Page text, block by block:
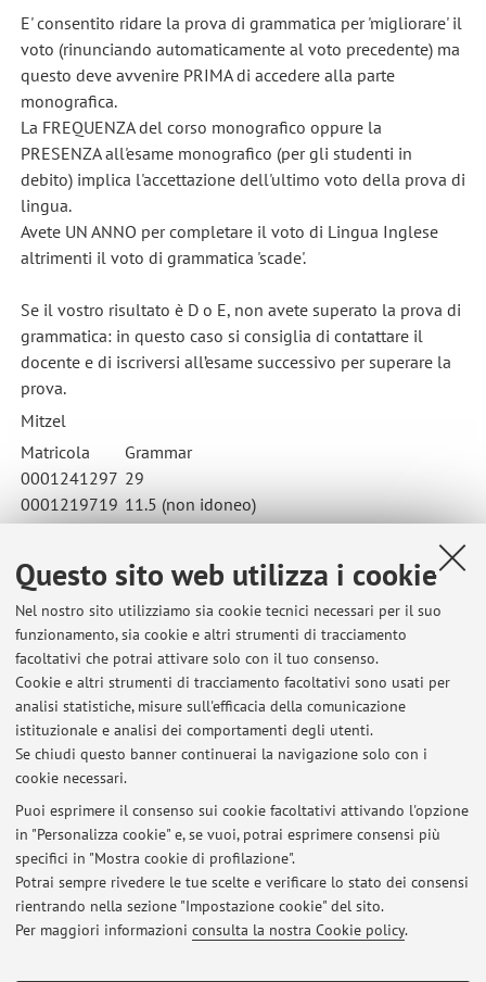
Questo sito web utilizza i cookie
Nel nostro sito utilizziamo sia cookie tecnici necessari per il suo
funzionamento, sia cookie e altri strumenti di tracciamento
facoltativi che potrai attivare solo con il tuo consenso.
Cookie e altri strumenti di tracciamento facoltativi sono usati per
analisi statistiche, misure sull'efficacia della comunicazione
istituzionale e analisi dei comportamenti degli utenti.
Se chiudi questo banner continuerai la navigazione solo con i
cookie necessari.
Puoi esprimere il consenso sui cookie facoltativi attivando l'opzione
in "Personalizza cookie" e, se vuoi, potrai esprimere consensi più
specifici in "Mostra cookie di profilazione".
Potrai sempre rivedere le tue scelte e verificare lo stato dei consensi
rientrando nella sezione "Impostazione cookie" del sito.
Per maggiori informazioni consulta la nostra Cookie policy.
E' consentito ridare la prova di grammatica per 'migliorare' il
voto (rinunciando automaticamente al voto precedente) ma
questo deve avvenire PRIMA di accedere alla parte
monografica.
La FREQUENZA del corso monografico oppure la
PRESENZA all'esame monografico (per gli studenti in
debito) implica l'accettazione dell'ultimo voto della prova di
lingua.
Avete UN ANNO per completare il voto di Lingua Inglese
altrimenti il voto di grammatica 'scade'.
Se il vostro risultato è D o E, non avete superato la prova di
grammatica: in questo caso si consiglia di contattare il
docente e di iscriversi all’esame successivo per superare la
prova.
Mitzel
Matricola
Grammar
0001241297 29
0001219719 11.5 (non idoneo)
Ultimi avvisi
Risultati del corso di LINGUA E CULTURA DEI PAESI DI LINGUA
INGLESE (PRIMA LINGUA) II (B2507)
Pubblicato il: 24 luglio 2026
Risultati della prova di grammatica del 1 Luglio
Pubblicato il: 03 luglio 2026
Risultati della prova di Lingua Inglese monografico (comprensivi
della parte di grammatica) del giorno 01 luglio 2026
Pubblicato il: 01 luglio 2026